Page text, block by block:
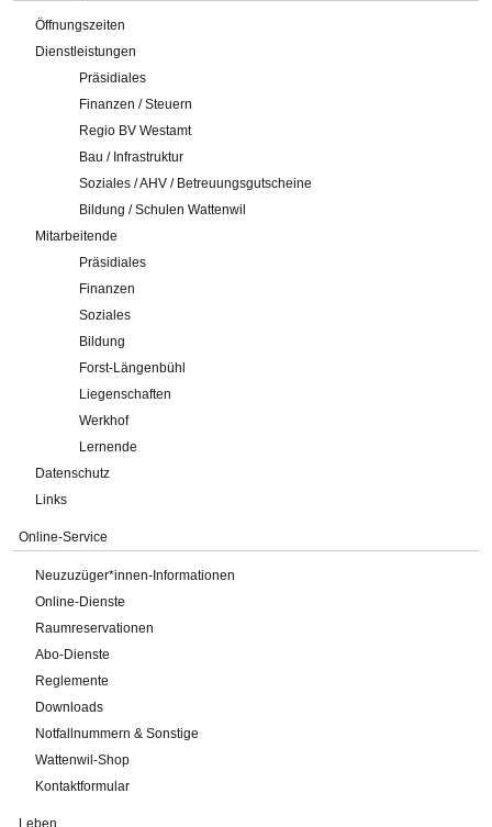
Öffnungszeiten
Dienstleistungen
Präsidiales
Finanzen / Steuern
Regio BV Westamt
Bau / Infrastruktur
Soziales / AHV / Betreuungsgutscheine
Bildung / Schulen Wattenwil
Mitarbeitende
Präsidiales
Finanzen
Soziales
Bildung
Forst-Längenbühl
Liegenschaften
Werkhof
Lernende
Datenschutz
Links
Online-Service
Neuzuzüger*innen-Informationen
Online-Dienste
Raumreservationen
Abo-Dienste
Reglemente
Downloads
Notfallnummern & Sonstige
Wattenwil-Shop
Kontaktformular
Leben